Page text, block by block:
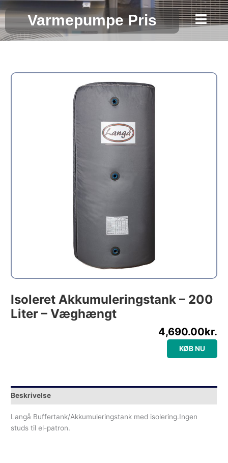
til
indholdetVarmepumpe Pris
Isoleret Akkumuleringstank – 200
Liter – Væghængt
4,690.00kr.
KØB NU
Beskrivelse
Langå Buffertank/Akkumuleringstank med isolering.Ingen
studs til el-patron.